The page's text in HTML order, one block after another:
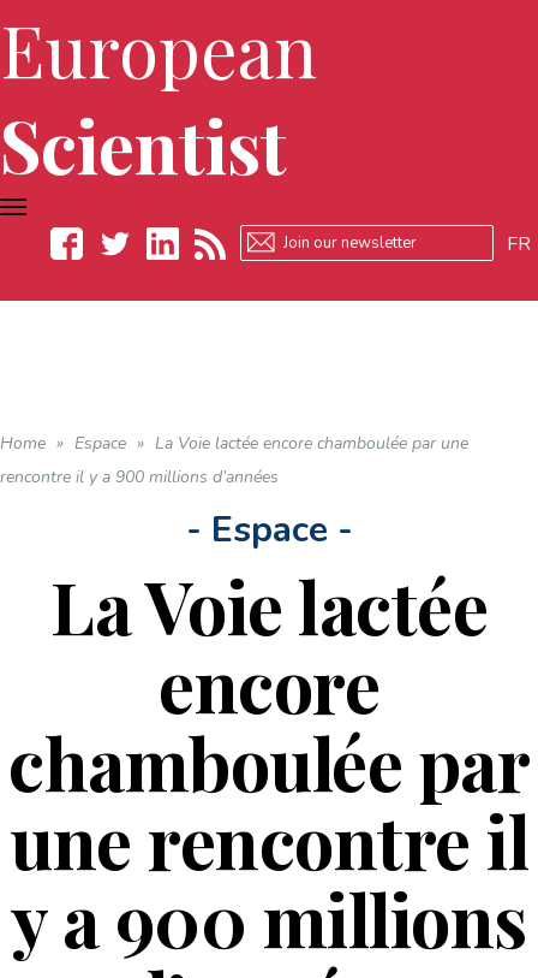
European
Scientist
FR
TOGGLE
NAVIGATION
Home » Espace » La Voie lactée encore chamboulée par une
rencontre il y a 900 millions d’années
- Espace -
La Voie lactée
encore
chamboulée par
une rencontre il
y a 900 millions